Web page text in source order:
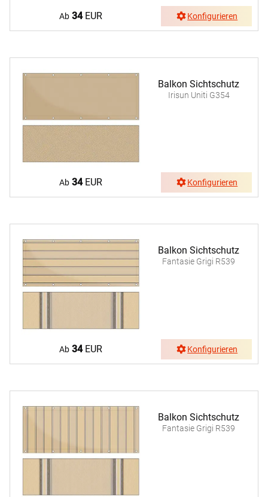
Ab 34EUR Konfigurieren
Balkon Sichtschutz
Irisun Uniti G354
Ab 34EUR Konfigurieren
Balkon Sichtschutz
Fantasie Grigi R539
Ab 34EUR Konfigurieren
Balkon Sichtschutz
Fantasie Grigi R539